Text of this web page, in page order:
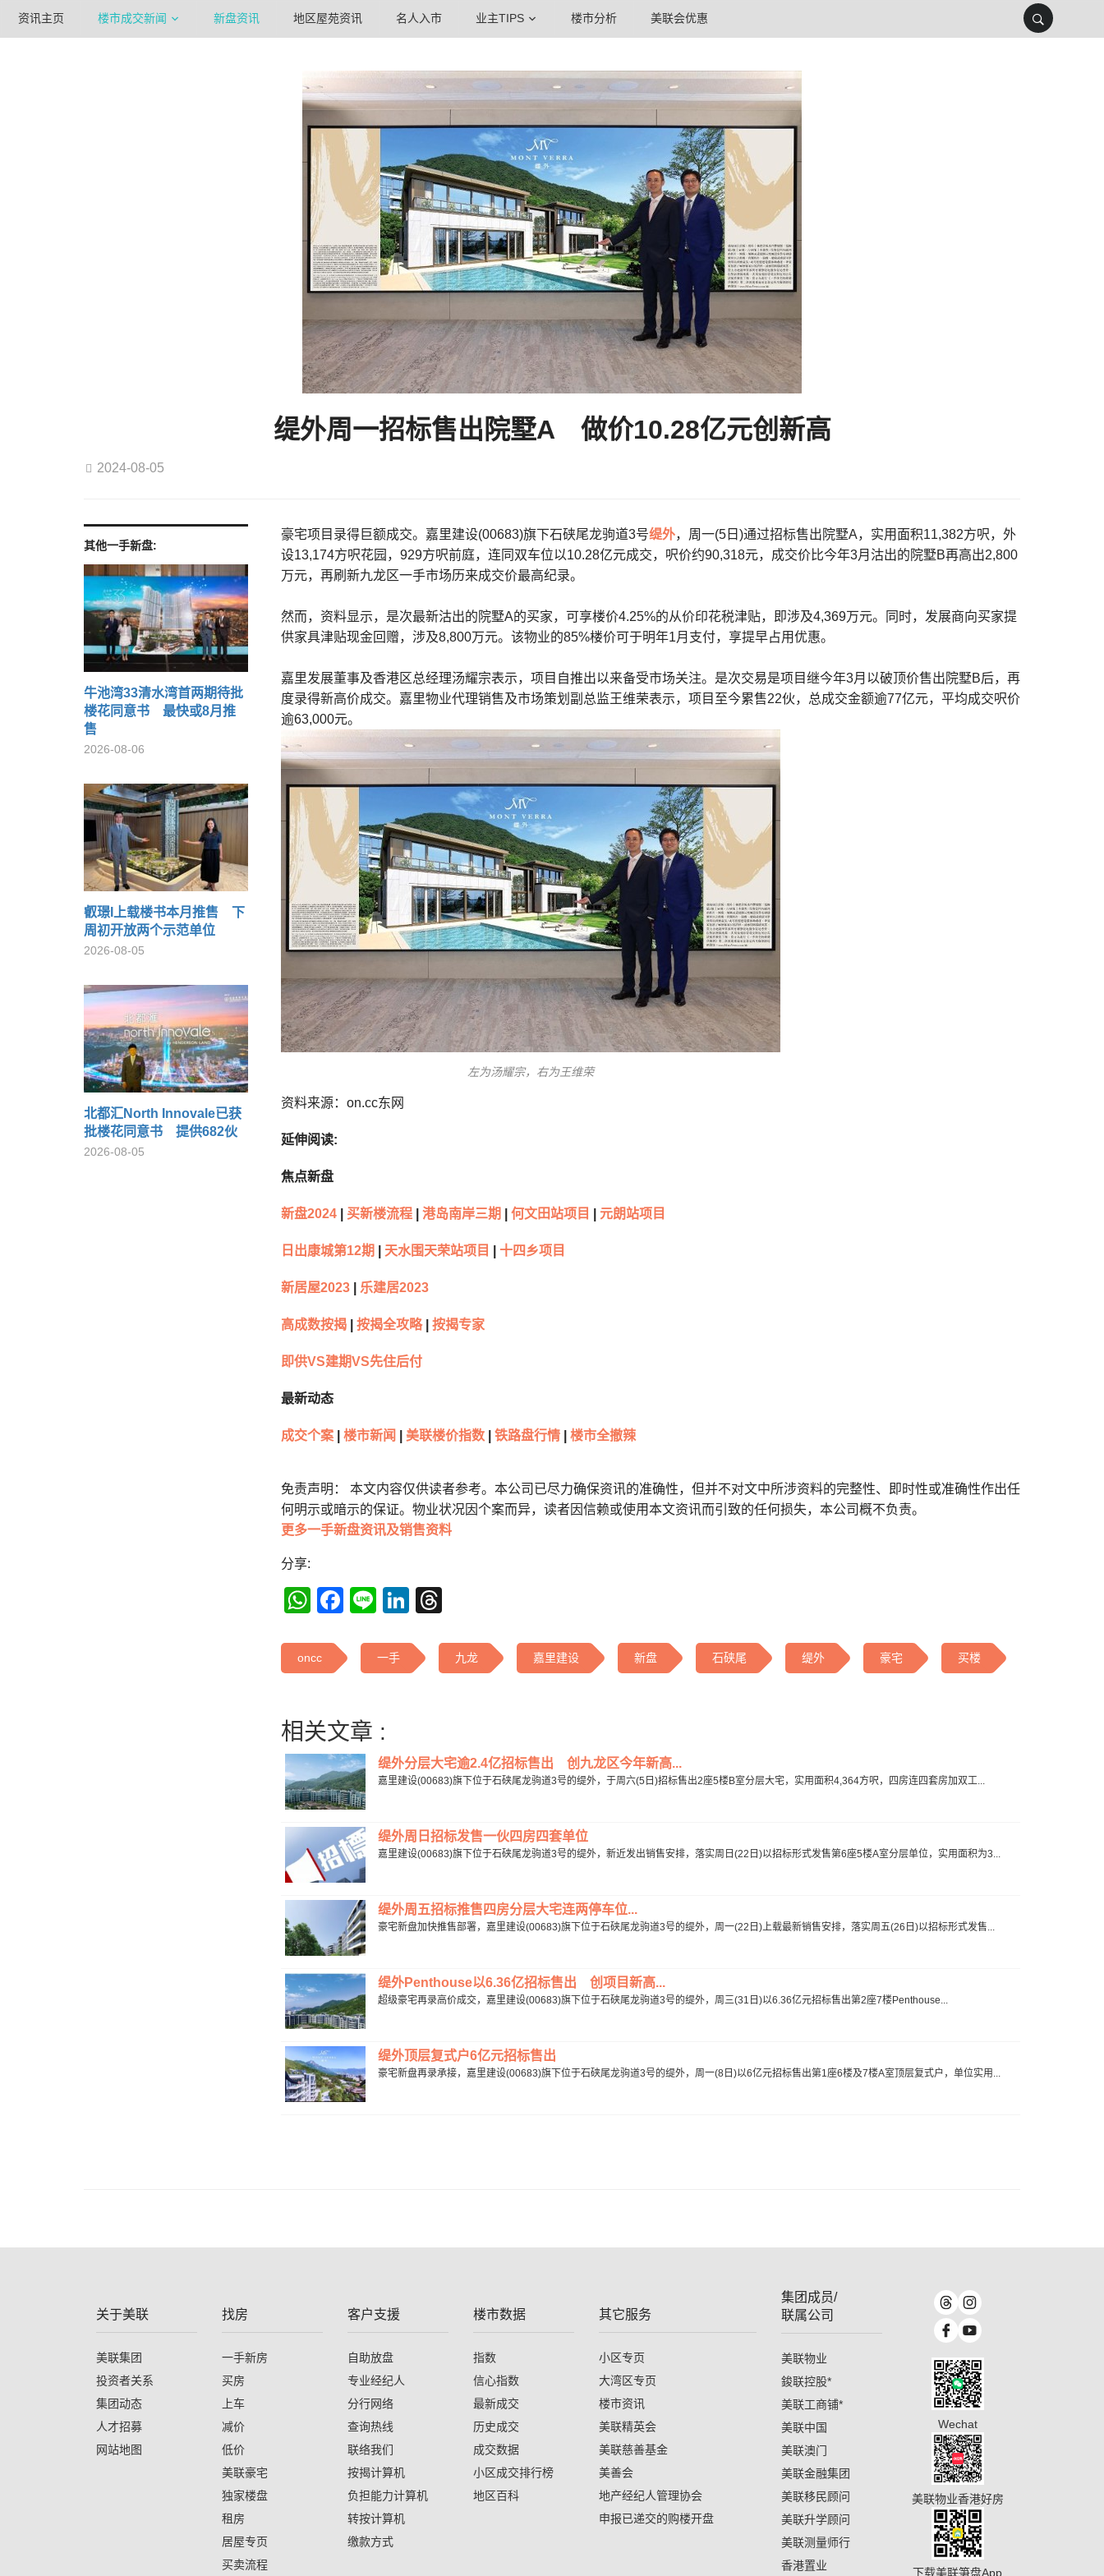
资讯主页 楼市成交新闻 新盘资讯 地区屋苑资讯 名人入市 业主TIPS 楼市分析 美联会优惠
缇外周一招标售出院墅A 做价10.28亿元创新高
2024-08-05
其他一手新盘:
牛池湾33清水湾首两期待批
楼花同意书 最快或8月推
售
2026-08-06
叡璟I上载楼书本月推售 下
周初开放两个示范单位
2026-08-05
北都汇North Innovale已获
批楼花同意书 提供682伙
2026-08-05
豪宅项目录得巨额成交。嘉里建设(00683)旗下石硖尾龙驹道3号缇外，周一(5日)通过招标售出院墅A，实用面积11,382方呎，外
设13,174方呎花园，929方呎前庭，连同双车位以10.28亿元成交，呎价约90,318元，成交价比今年3月沽出的院墅B再高出2,800
万元，再刷新九龙区一手市场历来成交价最高纪录。
然而，资料显示，是次最新沽出的院墅A的买家，可享楼价4.25%的从价印花税津贴，即涉及4,369万元。同时，发展商向买家提
供家具津贴现金回赠，涉及8,800万元。该物业的85%楼价可于明年1月支付，享提早占用优惠。
嘉里发展董事及香港区总经理汤耀宗表示，项目自推出以来备受市场关注。是次交易是项目继今年3月以破顶价售出院墅B后，再
度录得新高价成交。嘉里物业代理销售及市场策划副总监王维荣表示，项目至今累售22伙，总成交金额逾77亿元，平均成交呎价
逾63,000元。
左为汤耀宗，右为王维荣
资料来源：on.cc东网
延伸阅读:
焦点新盘
新盘2024 买新楼流程 港岛南岸三期 何文田站项目 元朗站项目
日出康城第12期 天水围天荣站项目 十四乡项目
新居屋2023 乐建居2023
高成数按揭 按揭全攻略| 按揭专家
即供VS建期VS先住后付
最新动态
成交个案 楼市新闻 美联楼价指数 铁路盘行情 楼市全撤辣
免责声明： 本文内容仅供读者参考。本公司已尽力确保资讯的准确性，但并不对文中所涉资料的完整性、即时性或准确性作出任
何明示或暗示的保证。物业状况因个案而异，读者因信赖或使用本文资讯而引致的任何损失，本公司概不负责。
更多一手新盘资讯及销售资料
分享:
WhatsApp
Facebook
LineLinkedIn
oncc 一手 九龙 嘉里建设 新盘 石硖尾 缇外 豪宅 买楼
相关文章 :
缇外分层大宅逾2.4亿招标售出 创九龙区今年新高...
嘉里建设(00683)旗下位于石硖尾龙驹道3号的缇外，于周六(5日)招标售出2座5楼B室分层大宅，实用面积4,364方呎，四房连四套房加双工...
缇外周日招标发售一伙四房四套单位
嘉里建设(00683)旗下位于石硖尾龙驹道3号的缇外，新近发出销售安排，落实周日(22日)以招标形式发售第6座5楼A室分层单位，实用面积为3...
缇外周五招标推售四房分层大宅连两停车位...
豪宅新盘加快推售部署，嘉里建设(00683)旗下位于石硖尾龙驹道3号的缇外，周一(22日)上载最新销售安排，落实周五(26日)以招标形式发售...
缇外Penthouse以6.36亿招标售出 创项目新高...
超级豪宅再录高价成交，嘉里建设(00683)旗下位于石硖尾龙驹道3号的缇外，周三(31日)以6.36亿元招标售出第2座7楼Penthouse...
缇外顶层复式户6亿元招标售出
豪宅新盘再录承接，嘉里建设(00683)旗下位于石硖尾龙驹道3号的缇外，周一(8日)以6亿元招标售出第1座6楼及7楼A室顶层复式户，单位实用...
关于美联
美联集团
投资者关系
集团动态
人才招募
网站地图
找房
一手新房
买房
上车
减价
低价
美联豪宅
独家楼盘
租房
居屋专页
买卖流程
客户支援
自助放盘
专业经纪人
分行网络
查询热线
联络我们
按揭计算机
负担能力计算机
转按计算机
缴款方式
楼市数据
指数
信心指数
最新成交
历史成交
成交数据
小区成交排行榜
地区百科
其它服务
小区专页
大湾区专页
楼市资讯
美联精英会
美联慈善基金
美善会
地产经纪人管理协会
申报已递交的购楼开盘
集团成员/
联属公司
美联物业
鋑联控股*
美联工商铺*
美联中国
美联澳门
美联金融集团
美联移民顾问
美联升学顾问
美联测量师行
香港置业
Wechat
美联物业香港好房
下载美联笋盘App